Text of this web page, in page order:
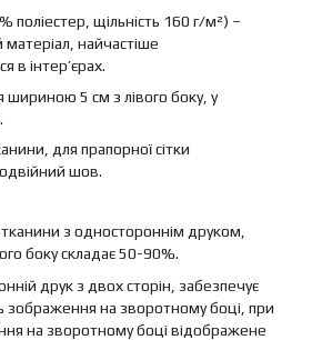
поліестер, щільність 160 г/м²) –
найчастіше
в інтер’єрах.
шириною 5 см з лівого боку, у
для прапорної сітки
шов.
з одностороннім друком,
боку складає 50-90%.
друк з двох сторін, забезпечує
зображення на зворотному боці, при
на зворотному боці відображене